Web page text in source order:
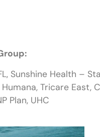
Sunshine Health –
Tricare
Plan, UHC